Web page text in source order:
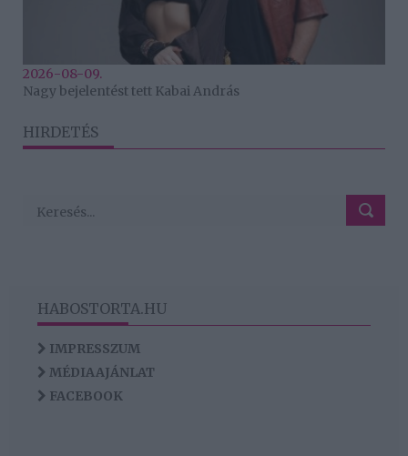
2026-08-09.
Nagy bejelentést tett Kabai András
HIRDETÉS
HABOSTORTA.HU
IMPRESSZUM
MÉDIAAJÁNLAT
FACEBOOK